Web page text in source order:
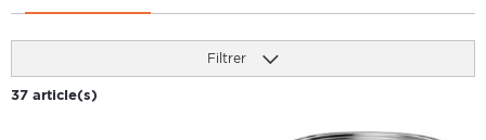
Filtrer
37 article(s)